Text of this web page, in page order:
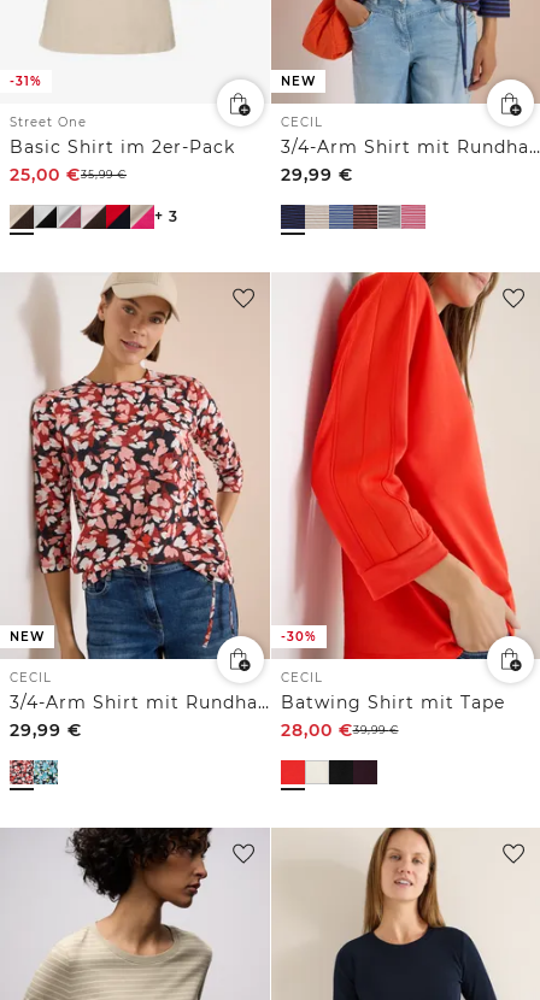
-31%
Street One
Basic Shirt im 2er-Pack
25,00 €35,99€
+ 3
NEW
CECIL
3/4-Arm Shirt mit Rundhals und Streifen
29,99 €
NEW
CECIL
3/4-Arm Shirt mit Rundhals und Print
29,99 €
-30%
CECIL
Batwing Shirt mit Tape
28,00 €39,99€